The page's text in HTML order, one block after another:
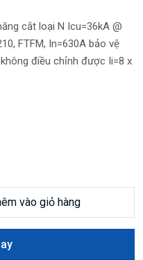
cắt loại N Icu=36kA @
FTFM, In=630A bảo vệ
điều chỉnh được Ii=8 x
vào giỏ hàng